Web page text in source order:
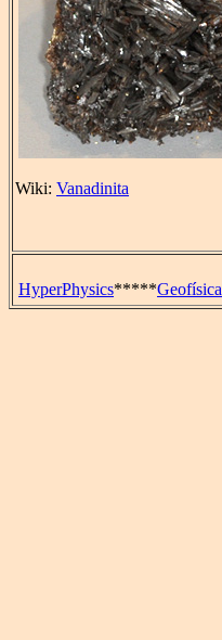
Wiki: Vanadinita
HyperPhysics*****Geofísica